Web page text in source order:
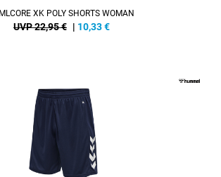
XK POLY SHORTS WOMAN
UVP 22,95 € | 10,33€